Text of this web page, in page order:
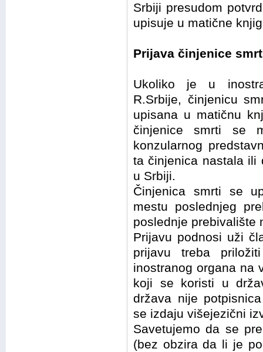
Srbiji presudom
upisuje u matične
Prijava činjenice
Ukoliko je u
R.Srbije, činjenicu
upisana u matičnu
činjenice smrti se
konzularnog
ta činjenica nastala ili
u Srbiji.
Činjenica smrti se
mestu poslednjeg
poslednje prebivalište
Prijavu podnosi uži
prijavu treba
inostranog organa na
koji se koristi u
država nije
se izdaju višejezični
Savetujemo da se
(bez obzira da li je